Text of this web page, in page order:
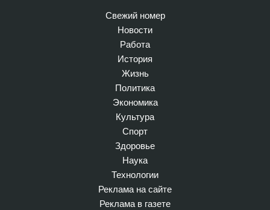
Свежий номер
Новости
Работа
История
Жизнь
Политика
Экономика
Культура
Спорт
Здоровье
Наука
Технологии
Реклама на сайте
Реклама в газете